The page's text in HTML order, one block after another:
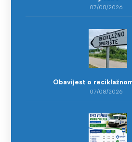
07/08/2026
Obavijest o
07/08/2026